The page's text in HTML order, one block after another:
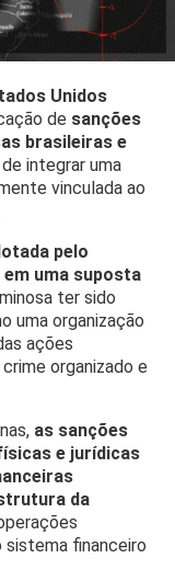
Unidos
de sanções
brasileiras e
integrar uma
vinculada ao
pelo
uma suposta
ter sido
uma organização
ações
organizado e
as sanções
e jurídicas
da
financeiro